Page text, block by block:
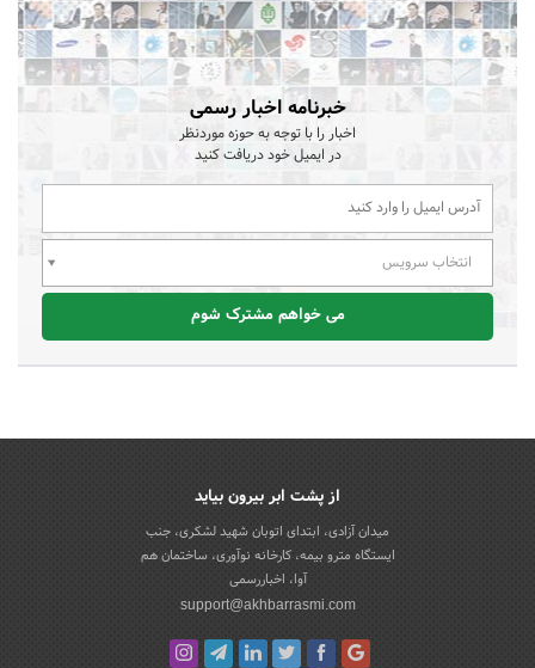
خبرنامه اخبار رسمی
اخبار را با توجه به حوزه موردنظر
در ایمیل خود دریافت کنید
انتخاب سرویس
می خواهم مشترک شوم
از پشت ابر بیرون بیاید
میدان آزادی، ابتدای اتوبان شهید لشکری، جنب
ایستگاه مترو بیمه، کارخانه نوآوری، ساختمان هم
آوا، اخباررسمی
support@akhbarrasmi.com